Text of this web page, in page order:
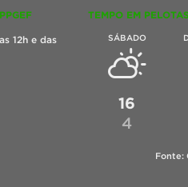
12h e das
TEMPO EM
SÁBADO
16
4
Fonte: